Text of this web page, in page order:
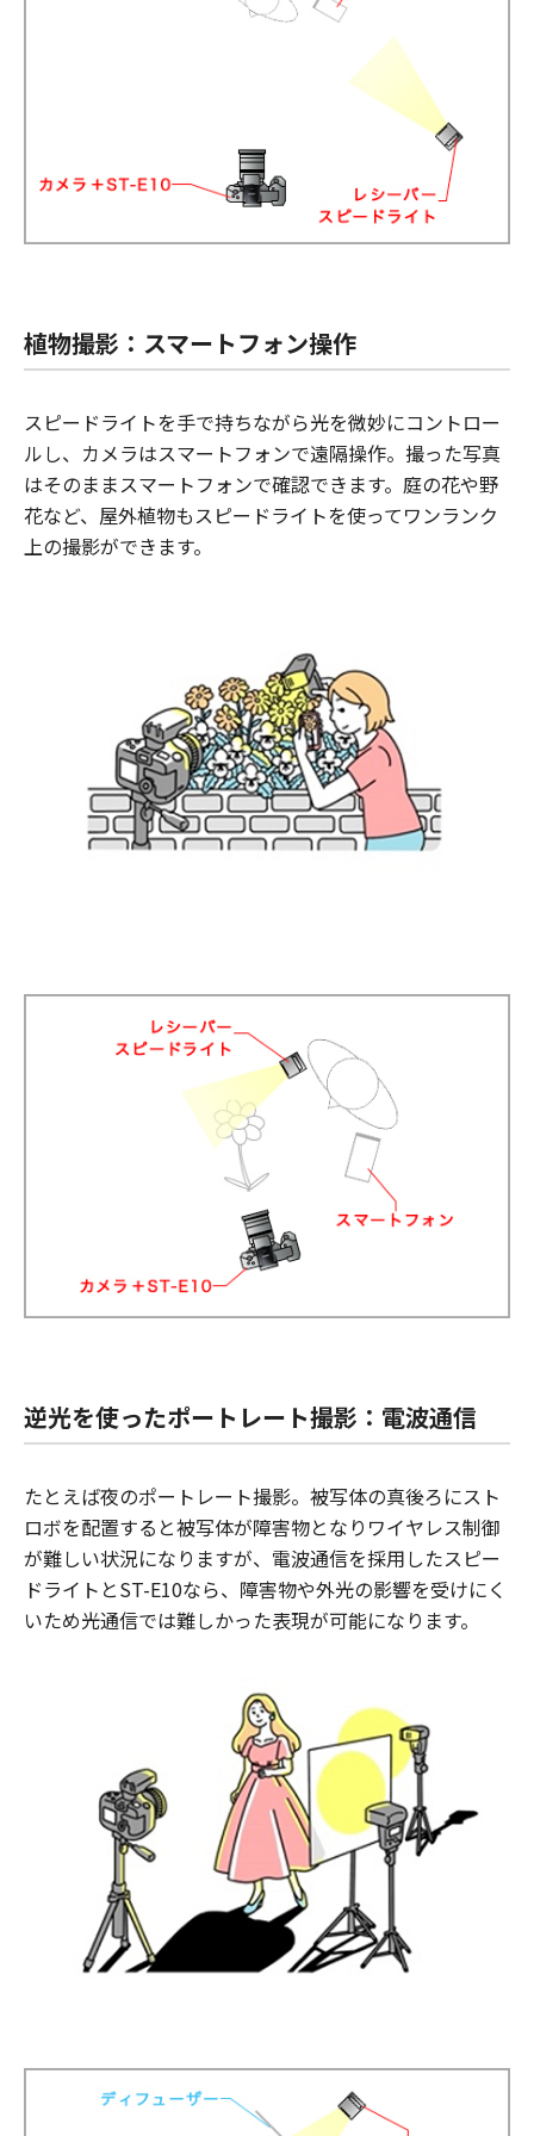
植物撮影：スマートフォン操作
スピードライトを手で持ちながら光を微妙にコントロー
ルし、カメラはスマートフォンで遠隔操作。撮った写真
はそのままスマートフォンで確認できます。庭の花や野
花など、屋外植物もスピードライトを使ってワンランク
上の撮影ができます。
逆光を使ったポートレート撮影：電波通信
たとえば夜のポートレート撮影。被写体の真後ろにスト
ロボを配置すると被写体が障害物となりワイヤレス制御
が難しい状況になりますが、電波通信を採用したスピー
ドライトとST-E10なら、障害物や外光の影響を受けにく
いため光通信では難しかった表現が可能になります。